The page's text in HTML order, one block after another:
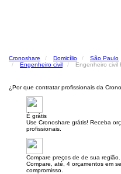
Cronoshare Domicílio São Paulo
Engenheiro civil
Engenheiro civil
¿Por que contratar profissionais da
É grátis
Use Cronoshare grátis! Receba
profissionais.
Compare preços de de sua região.
Compare, até, 4 orçamentos em
compromisso.